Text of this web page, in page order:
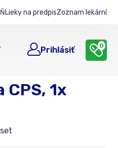
Lieky na predpisZoznam lekární
Prihlásiť 0
1x